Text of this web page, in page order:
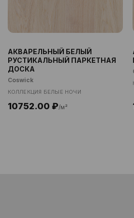
АКВАРЕЛЬНЫЙ БЕЛЫЙ
РУСТИКАЛЬНЫЙ ПАРКЕТНАЯ
ДОСКА
Coswick
КОЛЛЕКЦИЯ БЕЛЫЕ НОЧИ
10752.00 ₽/м²